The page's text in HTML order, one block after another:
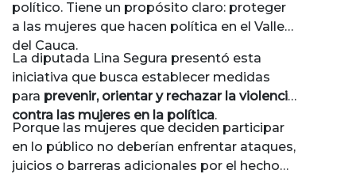
político. Tiene un propósito claro: proteger
a las mujeres que hacen política en el Valle
del Cauca.
La diputada Lina Segura presentó esta
iniciativa que busca establecer medidas
para prevenir, orientar y rechazar la violencia
contra las mujeres en la política.
Porque las mujeres que deciden participar
en lo público no deberían enfrentar ataques,
juicios o barreras adicionales por el hecho